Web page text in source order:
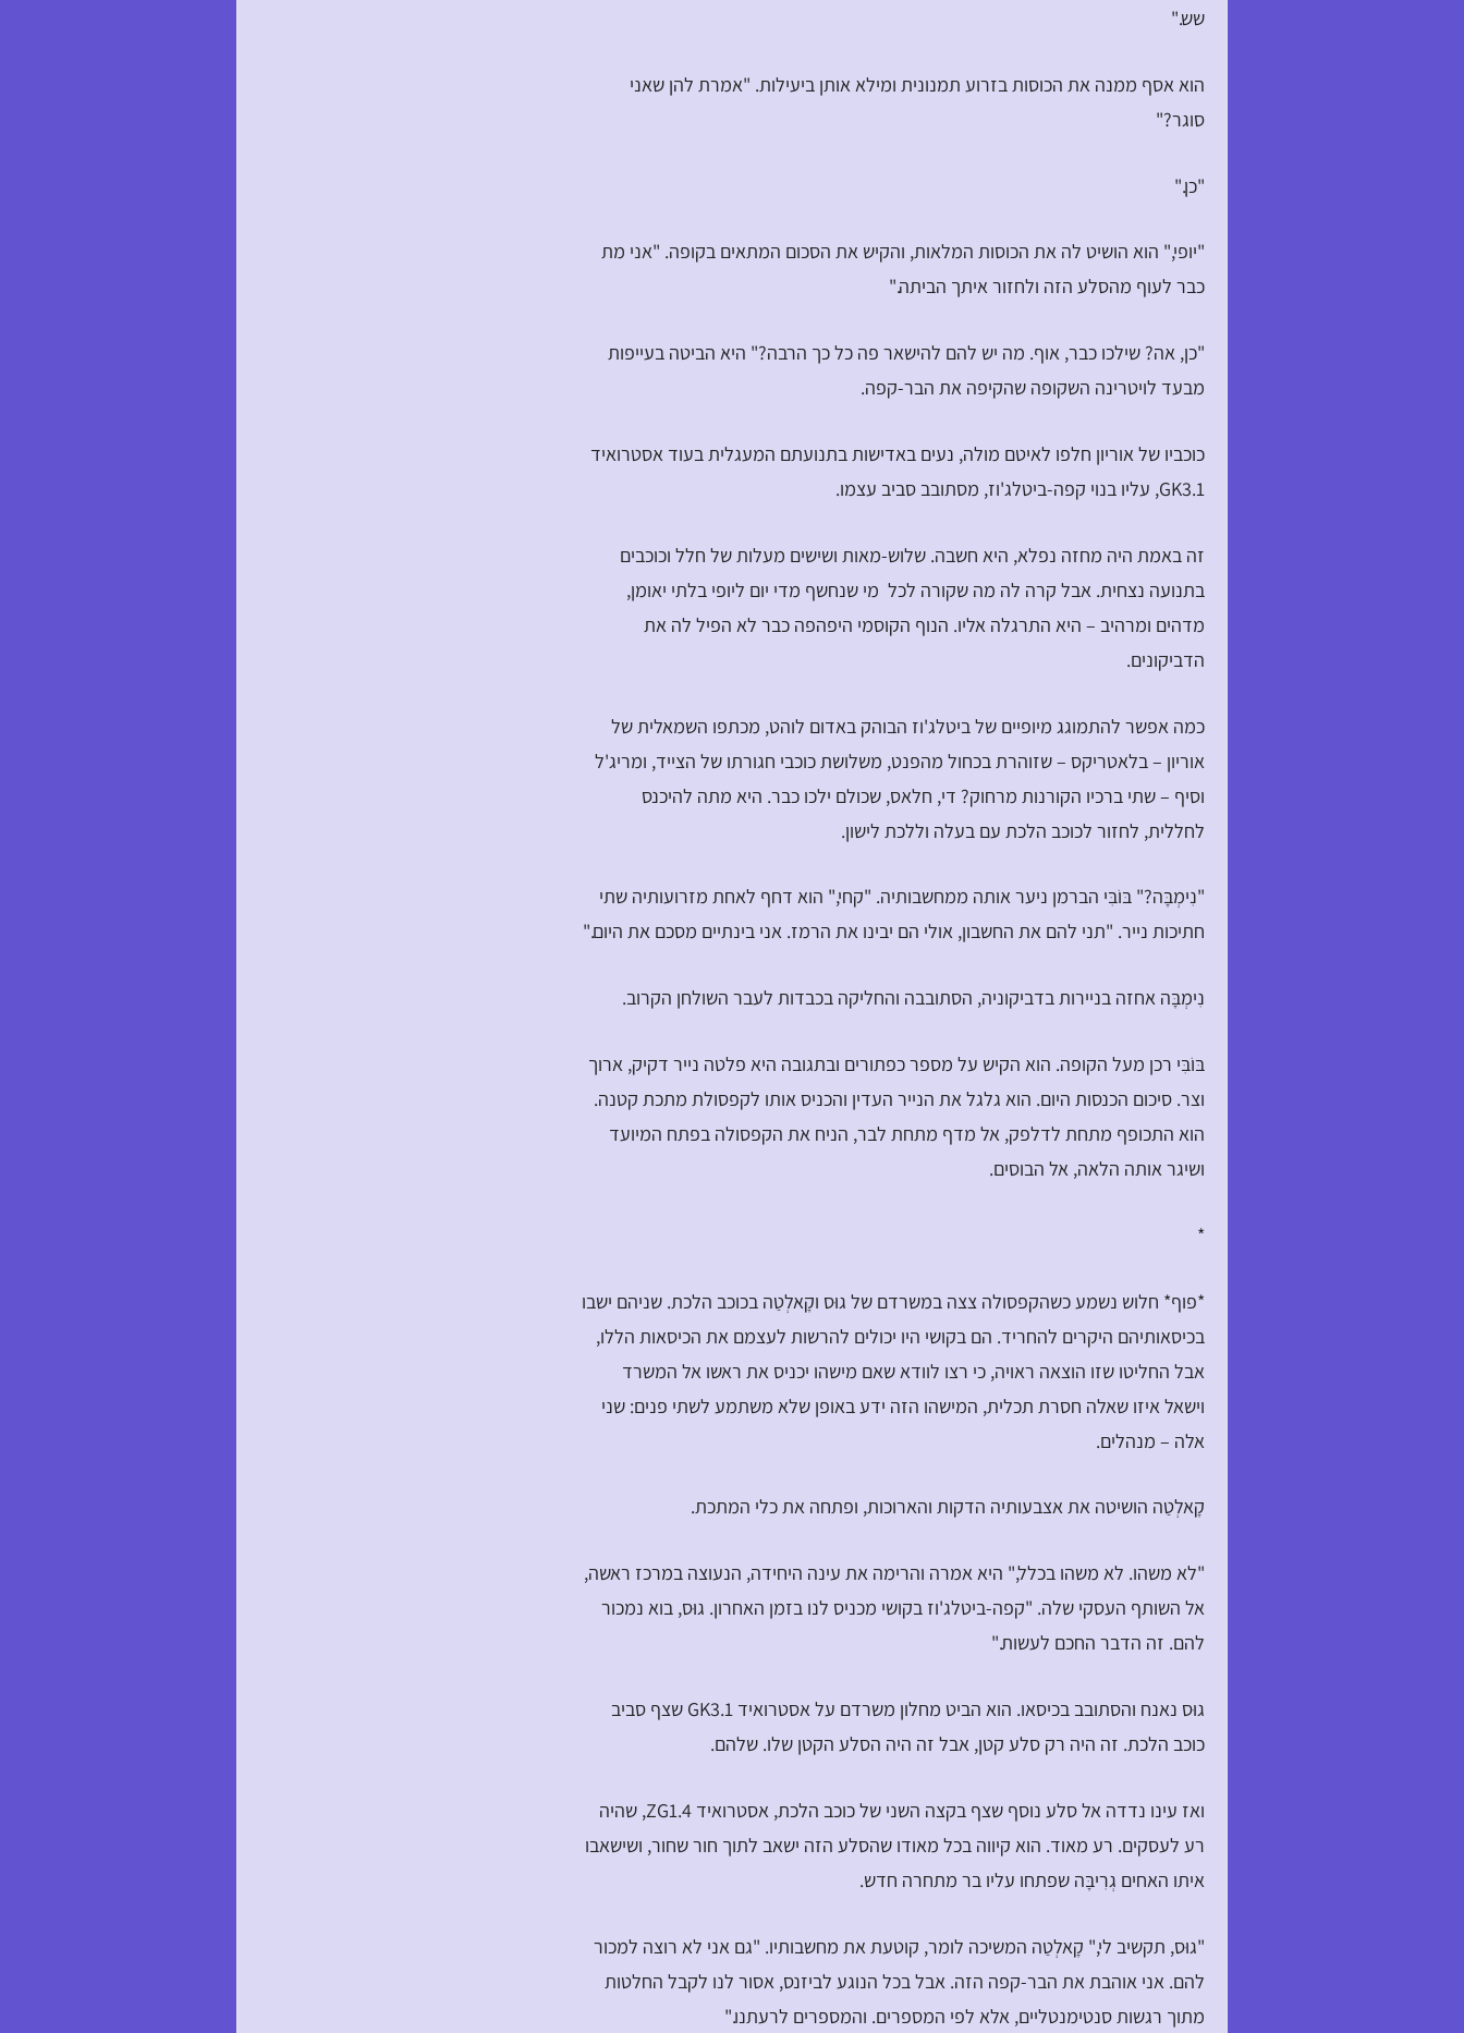
שש."
הוא אסף ממנה את הכוסות בזרוע תמנונית ומילא אותן ביעילות. "אמרת להן שאני
סוגר?"
"כן."
"יופי," הוא הושיט לה את הכוסות המלאות, והקיש את הסכום המתאים בקופה. "אני מת
כבר לעוף מהסלע הזה ולחזור איתך הביתה."
"כן, אה? שילכו כבר, אוף. מה יש להם להישאר פה כל כך הרבה?" היא הביטה בעייפות
מבעד לויטרינה השקופה שהקיפה את הבר-קפה.
כוכביו של אוריון חלפו לאיטם מולה, נעים באדישות בתנועתם המעגלית בעוד אסטרואיד
GK3.1, עליו בנוי קפה-ביטלג'וז, מסתובב סביב עצמו.
זה באמת היה מחזה נפלא, היא חשבה. שלוש-מאות ושישים מעלות של חלל וכוכבים
בתנועה נצחית. אבל קרה לה מה שקורה לכל מי שנחשף מדי יום ליופי בלתי יאומן,
מדהים ומרהיב – היא התרגלה אליו. הנוף הקוסמי היפהפה כבר לא הפיל לה את
הדביקונים.
כמה אפשר להתמוגג מיופיים של ביטלג'וז הבוהק באדום לוהט, מכתפו השמאלית של
אוריון – בלאטריקס – שזוהרת בכחול מהפנט, משלושת כוכבי חגורתו של הצייד, ומריג'ל
וסיף – שתי ברכיו הקורנות מרחוק? די, חלאס, שכולם ילכו כבר. היא מתה להיכנס
לחללית, לחזור לכוכב הלכת עם בעלה וללכת לישון.
"נִימְבָּה?" בּוֹבִּי הברמן ניער אותה ממחשבותיה. "קחי," הוא דחף לאחת מזרועותיה שתי
חתיכות נייר. "תני להם את החשבון, אולי הם יבינו את הרמז. אני בינתיים מסכם את היום."
נִימְבָּה אחזה בניירות בדביקוניה, הסתובבה והחליקה בכבדות לעבר השולחן הקרוב.
בּוֹבִּי רכן מעל הקופה. הוא הקיש על מספר כפתורים ובתגובה היא פלטה נייר דקיק, ארוך
וצר. סיכום הכנסות היום. הוא גלגל את הנייר העדין והכניס אותו לקפסולת מתכת קטנה.
הוא התכופף מתחת לדלפק, אל מדף מתחת לבר, הניח את הקפסולה בפתח המיועד
ושיגר אותה הלאה, אל הבוסים.
*
*פוף* חלוש נשמע כשהקפסולה צצה במשרדם של גוּס וקָאלְטַה בכוכב הלכת. שניהם ישבו
בכיסאותיהם היקרים להחריד. הם בקושי היו יכולים להרשות לעצמם את הכיסאות הללו,
אבל החליטו שזו הוצאה ראויה, כי רצו לוודא שאם מישהו יכניס את ראשו אל המשרד
וישאל איזו שאלה חסרת תכלית, המישהו הזה ידע באופן שלא משתמע לשתי פנים: שני
אלה – מנהלים.
קָאלְטַה הושיטה את אצבעותיה הדקות והארוכות, ופתחה את כלי המתכת.
"לא משהו. לא משהו בכלל," היא אמרה והרימה את עינה היחידה, הנעוצה במרכז ראשה,
אל השותף העסקי שלה. "קפה-ביטלג'וז בקושי מכניס לנו בזמן האחרון. גוּס, בוא נמכור
להם. זה הדבר החכם לעשות."
גוּס נאנח והסתובב בכיסאו. הוא הביט מחלון משרדם על אסטרואיד GK3.1 שצף סביב
כוכב הלכת. זה היה רק סלע קטן, אבל זה היה הסלע הקטן שלו. שלהם.
ואז עינו נדדה אל סלע נוסף שצף בקצה השני של כוכב הלכת, אסטרואיד ZG1.4, שהיה
רע לעסקים. רע מאוד. הוא קיווה בכל מאודו שהסלע הזה ישאב לתוך חור שחור, ושישאבו
איתו האחים גְרִיבָּה שפתחו עליו בר מתחרה חדש.
"גוּס, תקשיב לי," קָאלְטַה המשיכה לומר, קוטעת את מחשבותיו. "גם אני לא רוצה למכור
להם. אני אוהבת את הבר-קפה הזה. אבל בכל הנוגע לביזנס, אסור לנו לקבל החלטות
מתוך רגשות סנטימנטליים, אלא לפי המספרים. והמספרים לרעתנו."